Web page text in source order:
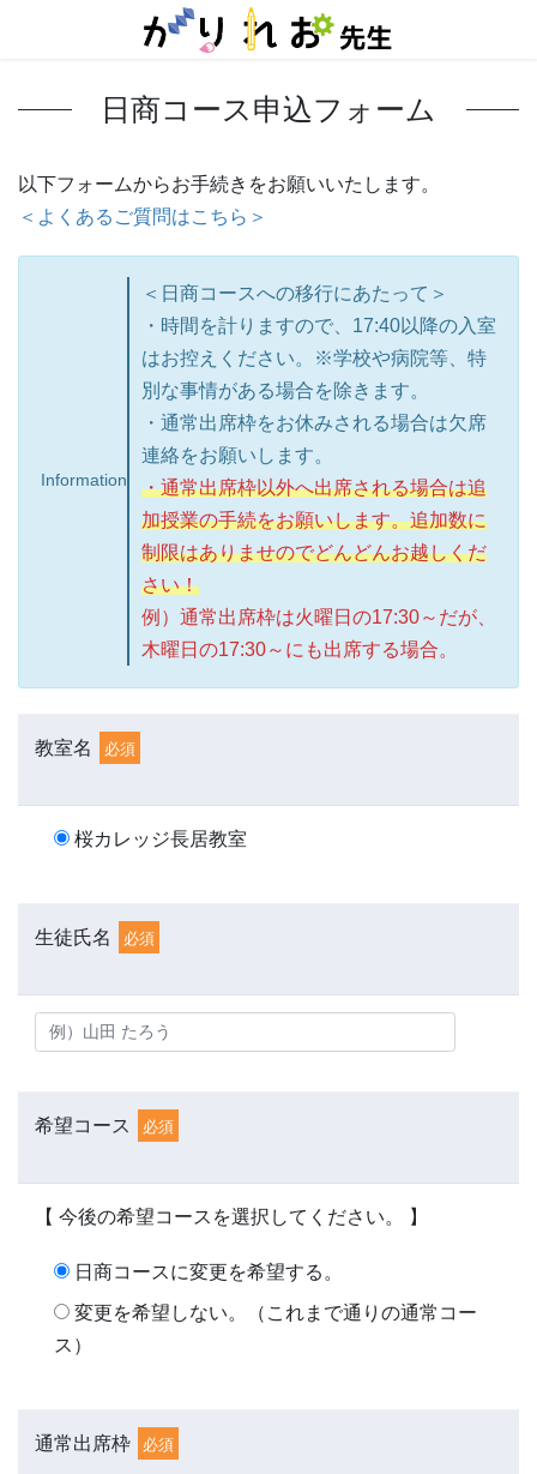
日商コース申込フォーム
以下フォームからお手続きをお願いいたします。
＜よくあるご質問はこちら＞
Information
＜日商コースへの移行にあたって＞
・時間を計りますので、17:40以降の入室
はお控えください。※学校や病院等、特
別な事情がある場合を除きます。
・通常出席枠をお休みされる場合は欠席
連絡をお願いします。
・通常出席枠以外へ出席される場合は追
加授業の手続をお願いします。追加数に
制限はありませのでどんどんお越しくだ
さい！
例）通常出席枠は火曜日の17:30～だが、
木曜日の17:30～にも出席する場合。
教室名 必須
桜カレッジ長居教室
生徒氏名 必須
希望コース 必須
【 今後の希望コースを選択してください。 】
日商コースに変更を希望する。
変更を希望しない。（これまで通りの通常コー
ス）
通常出席枠 必須